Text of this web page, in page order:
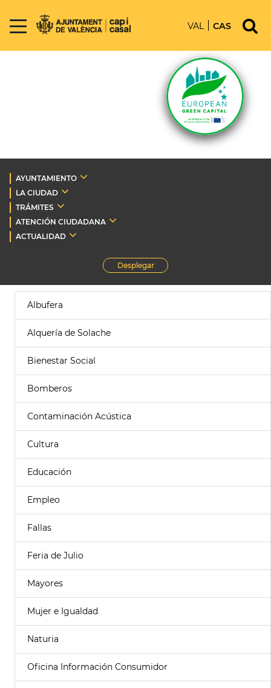
VAL CAS
AYUNTAMIENTO
LA CIUDAD
TRÁMITES
ATENCIÓN CIUDADANA
ACTUALIDAD
Desplegar
Albufera
Alquería de Solache
Bienestar Social
Bomberos
Contaminación Acústica
Cultura
Educación
Empleo
Fallas
Feria de Julio
Mayores
Mujer e Igualdad
Naturia
Oficina Información Consumidor